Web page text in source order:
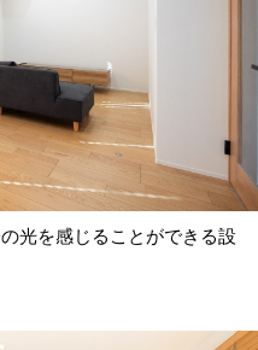
光を感じることができる設